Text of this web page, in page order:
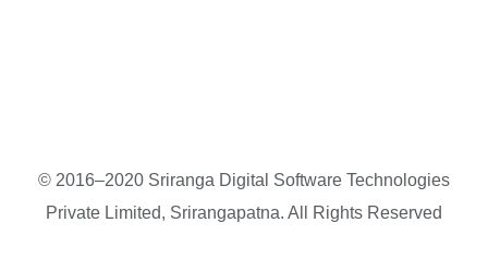
© 2016–2020 Sriranga Digital Software Technologies
Private Limited, Srirangapatna. All Rights Reserved